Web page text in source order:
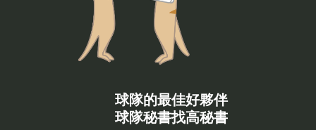
球隊的最佳好夥伴
球隊秘書找高秘書